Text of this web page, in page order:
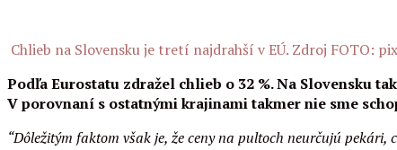
Chlieb na Slovensku je tretí najdrahší v EÚ. Zdroj FOTO:
Podľa Eurostatu zdražel chlieb o 32 %. Na Slovensku
V porovnaní s ostatnými krajinami takmer nie sme
“Dôležitým faktom však je, že ceny na pultoch neurčujú